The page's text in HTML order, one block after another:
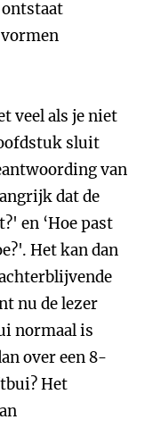
veel als je niet
sluit
van
dat de
en ‘Hoe past
Het kan dan
nu de lezer
normaal is
over een 8-
Het